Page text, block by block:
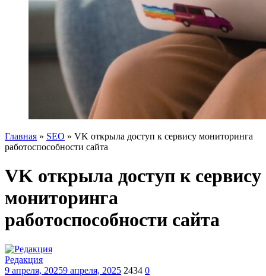
Главная » SEO » VK открыла доступ к сервису мониторинга
работоспособности сайта
VK открыла доступ к сервису
мониторинга
работоспособности сайта
Редакция
9 апреля, 20259 апреля, 2025 2434 0